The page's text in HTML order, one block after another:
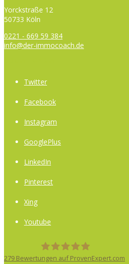
Yorckstraße 12
50733 Köln
0221 - 669 59 384
info@der-immocoach.de
Twitter
Facebook
Instagram
GooglePlus
LinkedIn
Pinterest
Xing
Youtube
279 Bewertungen auf ProvenExpert.com